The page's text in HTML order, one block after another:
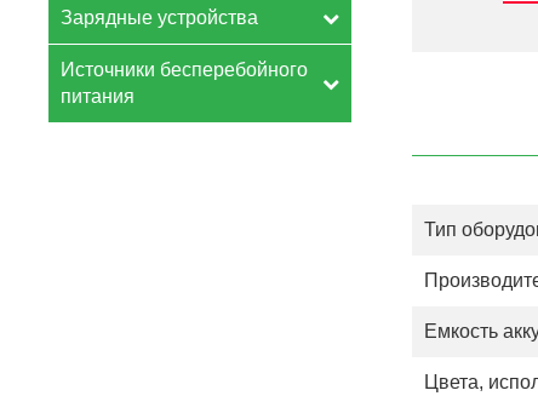
Зарядные устройства
Источники бесперебойного
питания
Тип
Емкость
Цвета,